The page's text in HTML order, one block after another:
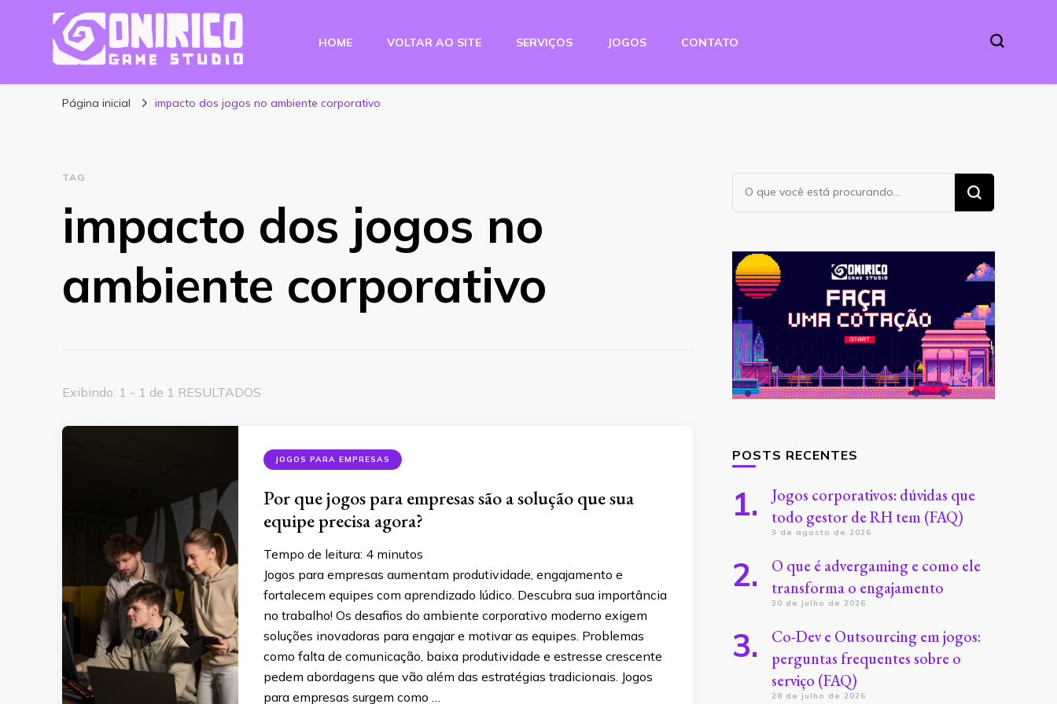
Blog Onirico Game Studio
HOME VOLTAR AO SITE SERVIÇOS JOGOS CONTATO
Página inicial impacto dos jogos no ambiente corporativo
TAG
impacto dos jogos no
ambiente corporativo
Exibindo: 1 - 1 de 1 RESULTADOS
JOGOS PARA EMPRESAS
Por que jogos para empresas são a solução que sua
equipe precisa agora?
Tempo de leitura: 4 minutos
Jogos para empresas aumentam produtividade, engajamento e
fortalecem equipes com aprendizado lúdico. Descubra sua importância
no trabalho! Os desafios do ambiente corporativo moderno exigem
soluções inovadoras para engajar e motivar as equipes. Problemas
como falta de comunicação, baixa produtividade e estresse crescente
pedem abordagens que vão além das estratégias tradicionais. Jogos
para empresas surgem como …
Procurando
algo?
POSTS RECENTES
Jogos corporativos: dúvidas que
todo gestor de RH tem (FAQ)
3 de agosto de 2026
O que é advergaming e como ele
transforma o engajamento
30 de julho de 2026
Co-Dev e Outsourcing em jogos:
perguntas frequentes sobre o
serviço (FAQ)
28 de julho de 2026